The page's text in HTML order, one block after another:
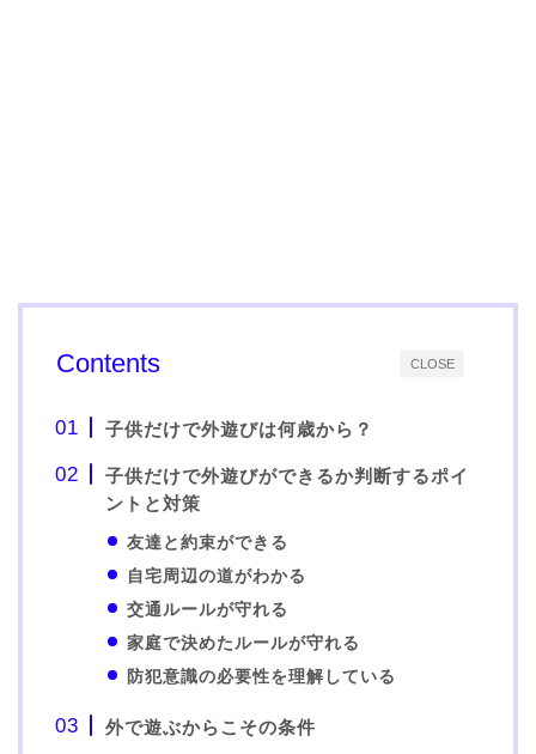
CLOSE
Contents
子供だけで外遊びは何歳から？
子供だけで外遊びができるか判断するポイ
ントと対策
友達と約束ができる
自宅周辺の道がわかる
交通ルールが守れる
家庭で決めたルールが守れる
防犯意識の必要性を理解している
外で遊ぶからこその条件